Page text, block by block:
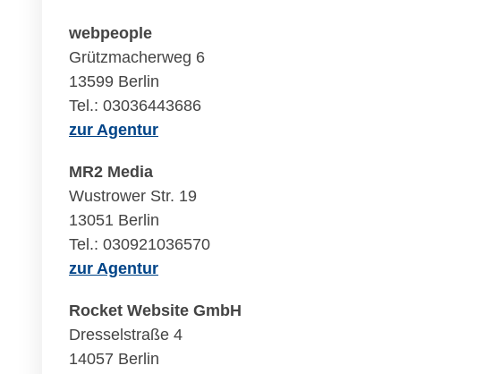
webpeople
Grützmacherweg 6
13599 Berlin
Tel.: 03036443686
zur Agentur
MR2 Media
Wustrower Str. 19
13051 Berlin
Tel.: 030921036570
zur Agentur
Rocket Website GmbH
Dresselstraße 4
14057 Berlin